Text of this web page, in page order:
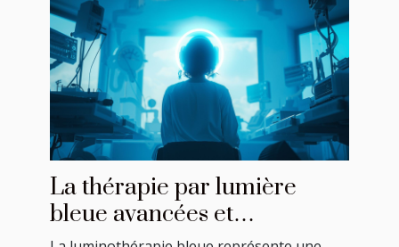
La thérapie par lumière
bleue avancées et